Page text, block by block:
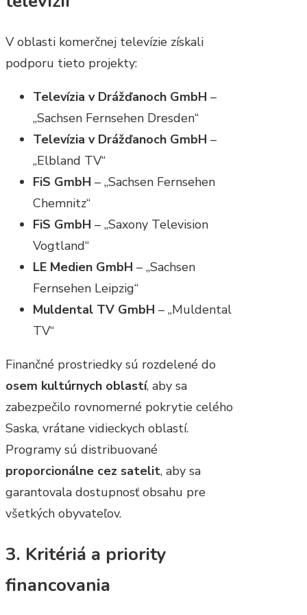
V oblasti komerčnej televízie získali
podporu tieto projekty:
Televízia v Drážďanoch GmbH –
„Sachsen Fernsehen Dresden“
Televízia v Drážďanoch GmbH –
„Elbland TV“
FiS GmbH – „Sachsen Fernsehen
Chemnitz“
FiS GmbH – „Saxony Television
Vogtland“
LE Medien GmbH – „Sachsen
Fernsehen Leipzig“
Muldental TV GmbH – „Muldental
TV“
Finančné prostriedky sú rozdelené do
osem kultúrnych oblastí, aby sa
zabezpečilo rovnomerné pokrytie celého
Saska, vrátane vidieckych oblastí.
Programy sú distribuované
proporcionálne cez satelit, aby sa
garantovala dostupnosť obsahu pre
všetkých obyvateľov.
3. Kritériá a priority
financovania